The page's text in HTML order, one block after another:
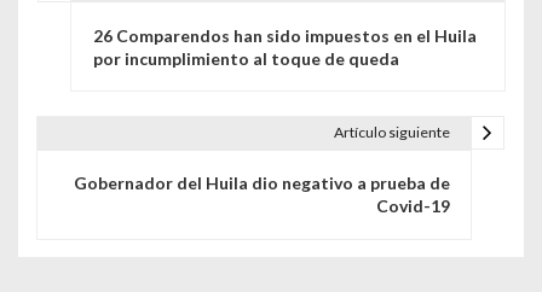
26 Comparendos han sido impuestos en el Huila
por incumplimiento al toque de queda
Artículo siguiente
Gobernador del Huila dio negativo a prueba de
Covid-19